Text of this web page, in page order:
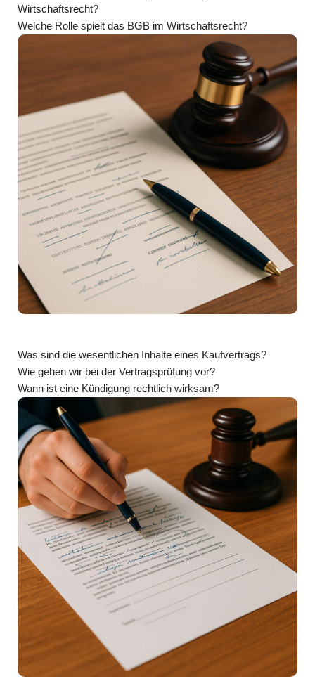
Wirtschaftsrecht?
Welche Rolle spielt das BGB im Wirtschaftsrecht?
Was sind die wesentlichen Inhalte eines Kaufvertrags?
Wie gehen wir bei der Vertragsprüfung vor?
Wann ist eine Kündigung rechtlich wirksam?